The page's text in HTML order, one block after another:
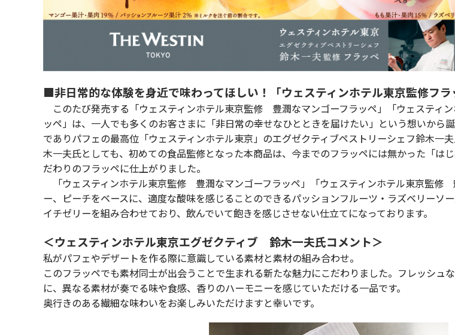
■非日常的な体験を身近で味わってほしい！「ウェスティンホテル東京監修フラ
このたび発売する「ウェスティンホテル東京監修 豊潤なマンゴーフラッペ」「ウェスティ
ッペ」は、一人でも多くのお客さまに「非日常の幸せなひとときを届けたい」という想いから
でありパフェの最高位「ウェスティンホテル東京」のエグゼクティブペストリーシェフ鈴木一
木一夫氏としても、初めての食品監修となった本商品は、今までのフラッペには無かった「は
だわりのフラッペに仕上がりました。
「ウェスティンホテル東京監修 豊潤なマンゴーフラッペ」「ウェスティンホテル東京監修
ー、ピーチをベースに、適度な酸味を感じることのできるパッションフルーツ・ラズベリーソ
イチゼリーを組み合わせており、飲んでいて飽きを感じさせない仕立てになっております。
＜ウェスティンホテル東京エグゼクティブ 鈴木一夫氏コメント＞
私がパフェやデザートを作る際に意識している素材と素材の組み合わせ。
このフラッペでも素材同士が出会うことで生まれる新たな魅力にこだわりました。フレッシュ
に、異なる素材が奏でる味や食感、香りのハーモニーを感じていただける一品です。
奥行きのある繊細な味わいをお楽しみいただけますと幸いです。